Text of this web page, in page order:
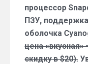
процессор
ПЗУ, поддержка
оболочка
цена
скидку в $20).